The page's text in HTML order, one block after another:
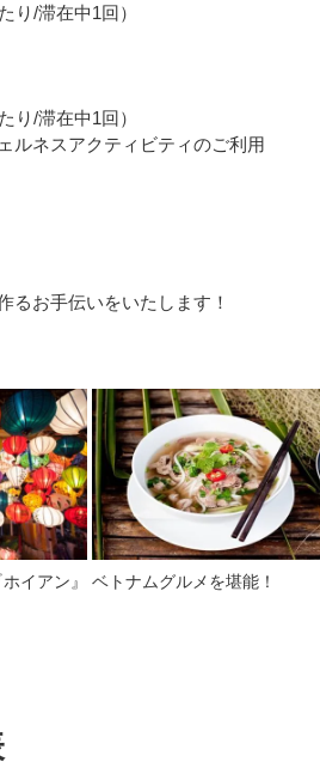
り/滞在中1回）
り/滞在中1回）
ルネスアクティビティのご利用
るお手伝いをいたします！
イアン』
ベトナムグルメを堪能！